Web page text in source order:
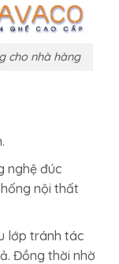
cho nhà hàng
nghệ đúc
nội thất
lớp tránh tác
Đồng thời nhờ